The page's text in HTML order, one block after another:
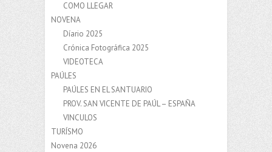
COMO LLEGAR
NOVENA
Díario 2025
Crónica Fotográfica 2025
VIDEOTECA
PAÚLES
PAÚLES EN EL SANTUARIO
PROV. SAN VICENTE DE PAÚL – ESPAÑA
VINCULOS
TURÍSMO
Novena 2026